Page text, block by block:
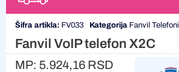
Šifra artikla: FV033 Kategorija Fanvil Telefoni
Fanvil VoIP telefon X2C
MP: 5.924,16 RSD